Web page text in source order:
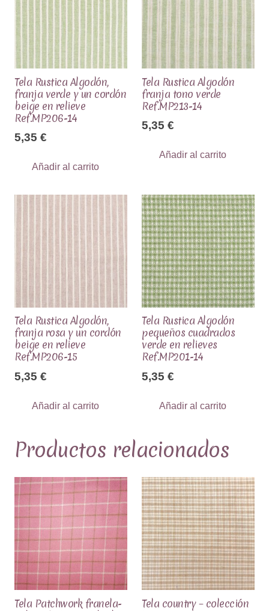
Tela Rustica Algodón,
franja verde y un cordón
beige en relieve
Ref.MP206-14
5,35 €
Añadir al carrito
Tela Rustica Algodón
franja tono verde
Ref.MP213-14
5,35 €
Añadir al carrito
Tela Rustica Algodón,
franja rosa y un cordón
beige en relieve
Ref.MP206-15
5,35 €
Añadir al carrito
Tela Rustica Algodón
pequeños cuadrados
verde en relieves
Ref.MP201-14
5,35 €
Añadir al carrito
Productos relacionados
Tela Patchwork franela-
Tela country – colección